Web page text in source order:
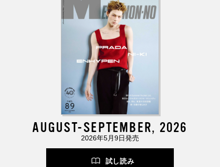
AUGUST-SEPTEMBER, 2026
2026年5月9日発売
試し読み